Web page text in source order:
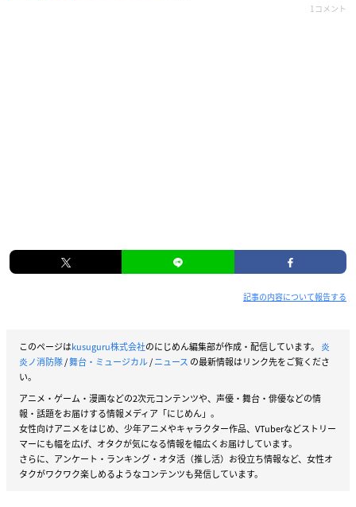
1コメント
記事の内容について報告する
このページはkusuguru株式会社のにじめん編集部が作成・配信しています。 炎
炎ノ消防隊/舞台・ミュージカル/ニュース の最新情報はリンク先をご覧くださ
い。
アニメ・ゲーム・漫画などの2次元コンテンツや、声優・舞台・俳優などの情
報・話題をお届けする情報メディア「にじめん」。
女性向けアニメをはじめ、少年アニメやキャラクター作品、VTuberなどストリー
マーにも幅を広げ、オタクが気になる情報を幅広くお届けしています。
さらに、アンケート・ランキング・オタ活（推し活）お役立ち情報など、女性オ
タクがワクワク楽しめるようなコンテンツも発信しています。